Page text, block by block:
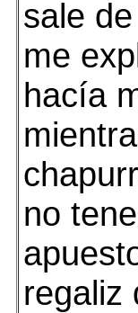
sale
me
hacía
no
regaliz